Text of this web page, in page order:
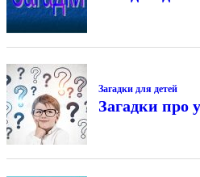
Загадки для детей
Загадки про